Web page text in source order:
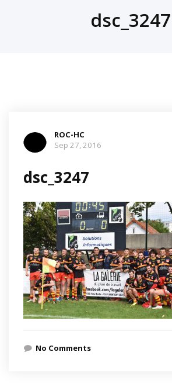
dsc_3247
ROC-HC
Sep 27, 2016
dsc_3247
No Comments